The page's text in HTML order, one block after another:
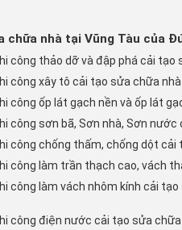
chữa nhà tại Vũng Tàu của
công thảo dỡ và đập phá cải tạo
công xây tô cải tạo sửa chữa
công ốp lát gạch nền và ốp lát
công sơn bã, Sơn nhà, Sơn
công chống thấm, chống dột cải
công làm trần thạch cao, vách
công làm vách nhôm kính cải
công điện nước cải tạo sửa